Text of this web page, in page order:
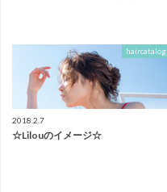
haircatalog
2018.2.7
☆Lilouのイメージ☆